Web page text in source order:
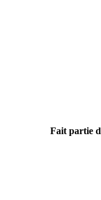
Fait partie